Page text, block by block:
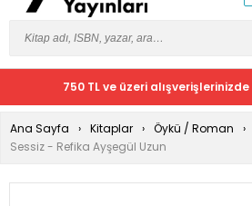
750 TL ve üzeri alışverişlerinizde
Ana Sayfa Kitaplar
Öykü / Roman
Sessiz - Refika Ayşegül Uzun